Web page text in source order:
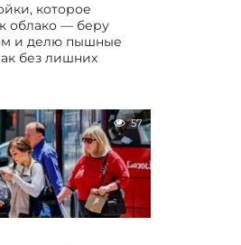
которое
облако — беру
и делю пышные
без лишних
57